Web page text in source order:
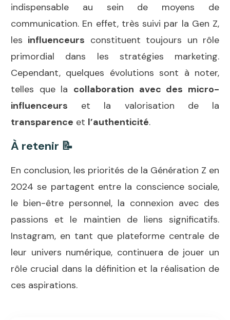
indispensable au sein de moyens de
communication. En effet, très suivi par la Gen Z,
les influenceurs constituent toujours un rôle
primordial dans les stratégies marketing.
Cependant, quelques évolutions sont à noter,
telles que la collaboration avec des micro-
influenceurs et la valorisation de la
transparence et l’authenticité.
À retenir 📝
En conclusion, les priorités de la Génération Z en
2024 se partagent entre la conscience sociale,
le bien-être personnel, la connexion avec des
passions et le maintien de liens significatifs.
Instagram, en tant que plateforme centrale de
leur univers numérique, continuera de jouer un
rôle crucial dans la définition et la réalisation de
ces aspirations.